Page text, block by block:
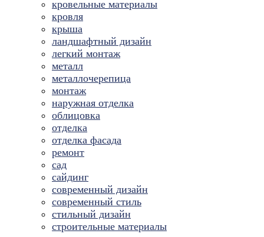
кровельные материалы
кровля
крыша
ландшафтный дизайн
легкий монтаж
металл
металлочерепица
монтаж
наружная отделка
облицовка
отделка
отделка фасада
ремонт
сад
сайдинг
современный дизайн
современный стиль
стильный дизайн
строительные материалы